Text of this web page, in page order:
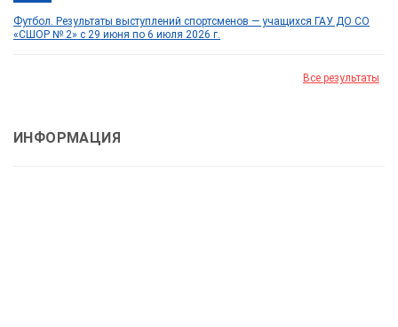
Футбол. Результаты выступлений спортсменов — учащихся ГАУ ДО СО
«СШОР № 2» с 29 июня по 6 июля 2026 г.
Все результаты
ИНФОРМАЦИЯ